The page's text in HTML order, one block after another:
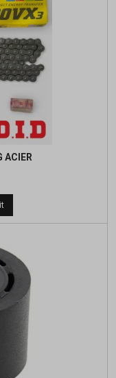
ACIER